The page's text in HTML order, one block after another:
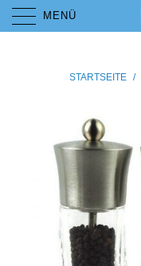
MENÜ
STARTSEITE /